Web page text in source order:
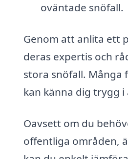
oväntade snöfall.
Genom att anlita ett
deras expertis och
stora snöfall. Många
kan känna dig trygg
Oavsett om du
offentliga områden,